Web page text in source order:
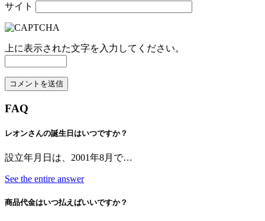
サイト
上に表示された文字を入力してください。
FAQ
レオンさんの誕生日はいつですか？
設立年月日は、2001年8月で…
See the entire answer
商品代金はいつ払えばいいですか？